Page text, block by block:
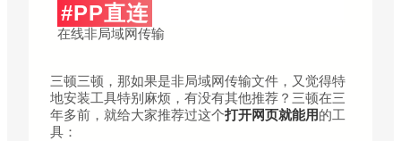
#PP直连
在线非局域网传输
三顿三顿，那如果是非局域网传输文件，又觉得特
地安装工具特别麻烦，有没有其他推荐？三顿在三
年多前，就给大家推荐过这个打开网页就能用的工
具：